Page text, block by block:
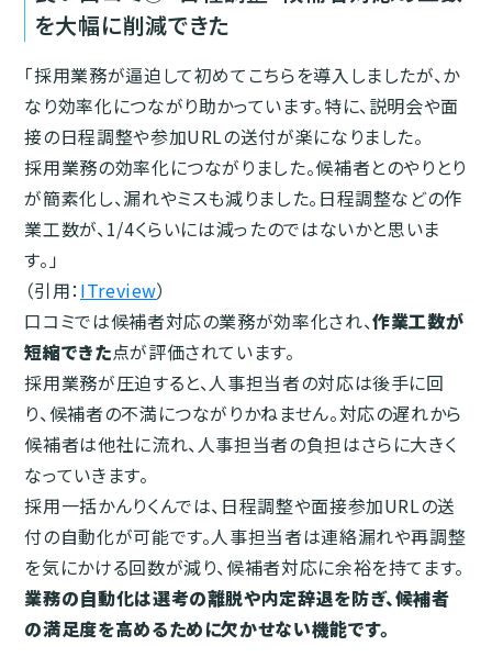
を大幅に削減できた
「採用業務が逼迫して初めてこちらを導入しましたが、か
なり効率化につながり助かっています。特に、説明会や面
接の日程調整や参加URLの送付が楽になりました。
採用業務の効率化につながりました。候補者とのやりとり
が簡素化し、漏れやミスも減りました。日程調整などの作
業工数が、1/4くらいには減ったのではないかと思いま
す。」
（引用：ITreview）
口コミでは候補者対応の業務が効率化され、作業工数が
短縮できた点が評価されています。
採用業務が圧迫すると、人事担当者の対応は後手に回
り、候補者の不満につながりかねません。対応の遅れから
候補者は他社に流れ、人事担当者の負担はさらに大きく
なっていきます。
採用一括かんりくんでは、日程調整や面接参加URLの送
付の自動化が可能です。人事担当者は連絡漏れや再調整
を気にかける回数が減り、候補者対応に余裕を持てます。
業務の自動化は選考の離脱や内定辞退を防ぎ、候補者
の満足度を高めるために欠かせない機能です。